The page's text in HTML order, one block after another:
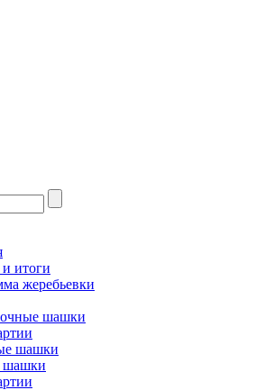
итоги
жеребьевки
шашки
шашки
шашки